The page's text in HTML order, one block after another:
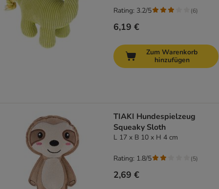
6,19 €
Rating: 3.2/5 (6)
Zum Warenkorb
hinzufügen
TIAKI Hundespielzeug
Squeaky Sloth
L 17 x B 10 x H 4 cm
2,69 €
Rating: 1.8/5 (5)